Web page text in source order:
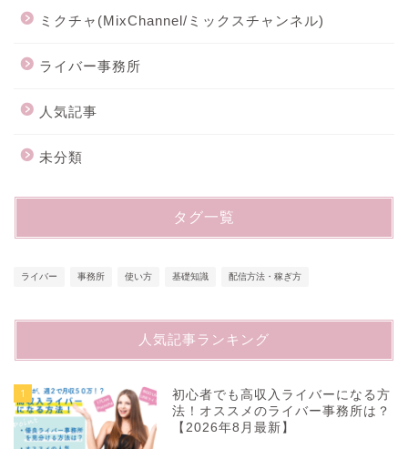
ミクチャ(MixChannel/ミックスチャンネル)
ライバー事務所
人気記事
未分類
タグ一覧
ライバー 事務所 使い方 基礎知識 配信方法・稼ぎ方
人気記事ランキング
1
初心者でも高収入ライバーになる方
法！オススメのライバー事務所は？
【2026年8月最新】